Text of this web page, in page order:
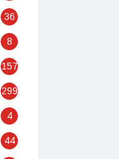
36
8
157
299
4
44